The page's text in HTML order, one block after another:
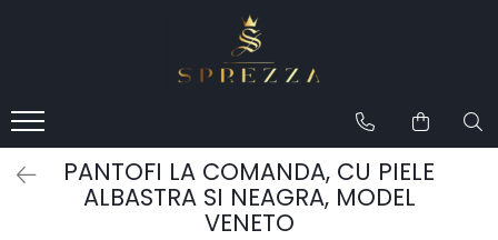
Costume de mire 2026
Redingotă bărbați
Frac bărbați
PANTOFI LA COMANDA, CU PIELE
ALBASTRA SI NEAGRA, MODEL
VENETO